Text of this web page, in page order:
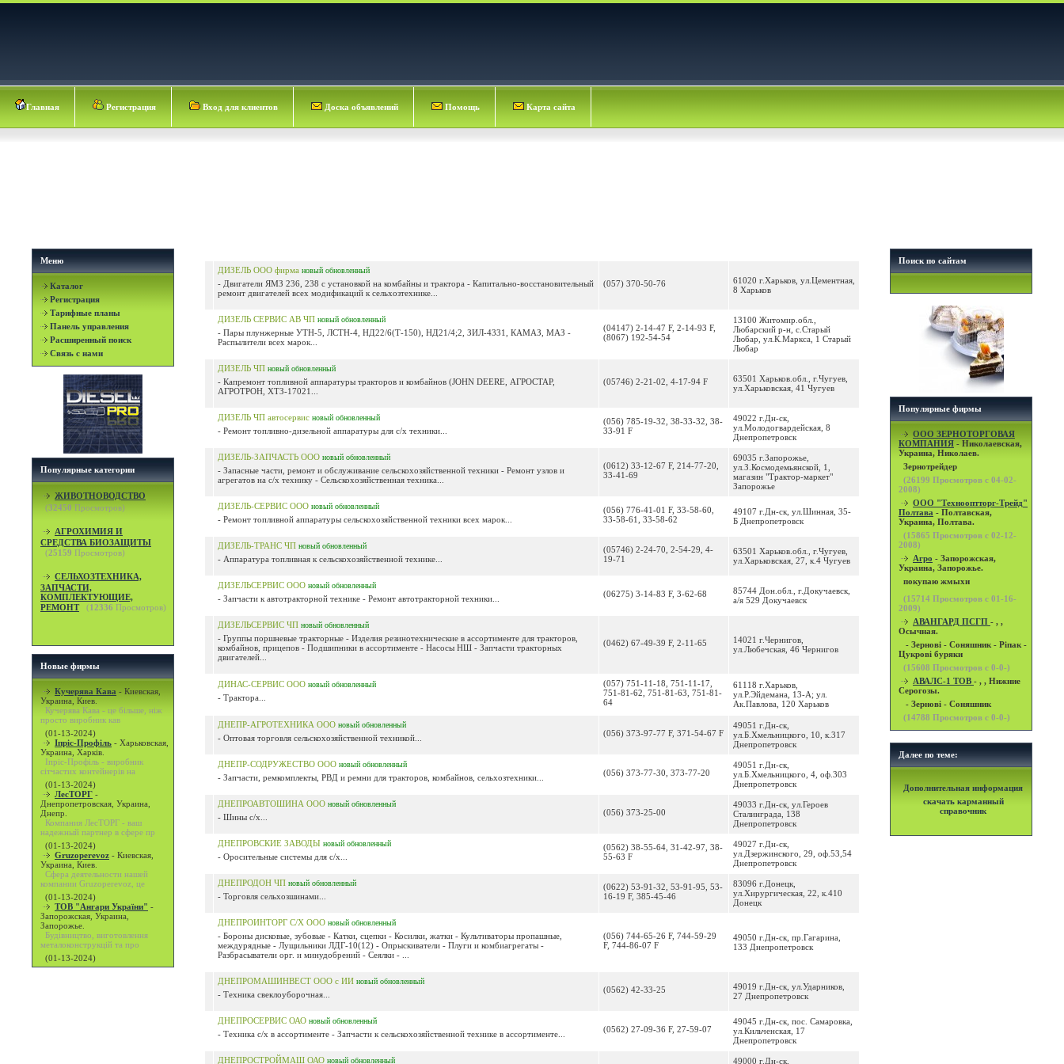
Главная Регистрация Вход для клиентов Доска объявлений Помощь Карта сайта
Меню
Каталог
Регистрация
Тарифные планы
Панель управления
Расширенный поиск
Связь с нами
Популярные категории
ЖИВОТНОВОДСТВО
(32450 Просмотров)
АГРОХИМИЯ И
СРЕДСТВА БИОЗАЩИТЫ
(25159 Просмотров)
СЕЛЬХОЗТЕХНИКА,
ЗАПЧАСТИ,
КОМПЛЕКТУЮЩИЕ,
РЕМОНТ
(12336 Просмотров)
Новые фирмы
Кучерява Кава - Киевская,
Украина, Киев.
Кучерява Кава - це більше, ніж
просто виробник кав
(01-13-2024)
Іпріс-Профіль - Харьковская,
Украина, Харків.
Іпріс-Профіль - виробник
сітчастих контейнерів на
(01-13-2024)
ЛесТОРГ -
Днепропетровская, Украина,
Днепр.
Компания ЛесТОРГ - ваш
надежный партнер в сфере пр
(01-13-2024)
Gruzoperevoz - Киевская,
Украина, Киев.
Сфера деятельности нашей
компании Gruzoperevoz, це
(01-13-2024)
ТОВ "Ангари України" -
Запорожская, Украина,
Запорожье.
Будівництво, виготовлення
металоконструкцій та про
(01-13-2024)
ДИЗЕЛЬ ООО фирма новый обновленный
- Двигатели ЯМЗ 236, 238 с установкой на комбайны и трактора - Капитально-восстановительный
ремонт двигателей всех модификаций к сельхозтехнике...
(057) 370-50-76
61020 г.Харьков, ул.Цементная,
8 Харьков
ДИЗЕЛЬ СЕРВИС АВ ЧП новый обновленный
- Пары плунжерные УТН-5, ЛСТН-4, НД22/6(Т-150), НД21/4;2, ЗИЛ-4331, КАМАЗ, МАЗ -
Распылители всех марок...
(04147) 2-14-47 F, 2-14-93 F,
(8067) 192-54-54
13100 Житомир.обл.,
Любарский р-н, с.Старый
Любар, ул.К.Маркса, 1 Старый
Любар
ДИЗЕЛЬ ЧП новый обновленный
- Капремонт топливной аппаратуры тракторов и комбайнов (JOHN DEERE, АГРОСТАР,
АГРОТРОН, ХТЗ-17021...
(05746) 2-21-02, 4-17-94 F
63501 Харьков.обл., г.Чугуев,
ул.Харьковская, 41 Чугуев
ДИЗЕЛЬ ЧП автосервис новый обновленный
- Ремонт топливно-дизельной аппаратуры для с/х техники...
(056) 785-19-32, 38-33-32, 38-
33-91 F
49022 г.Дн-ск,
ул.Молодогвардейская, 8
Днепропетровск
ДИЗЕЛЬ-ЗАПЧАСТЬ ООО новый обновленный
- Запасные части, ремонт и обслуживание сельскохозяйственной техники - Ремонт узлов и
агрегатов на с/х технику - Сельскохозяйственная техника...
(0612) 33-12-67 F, 214-77-20,
33-41-69
69035 г.Запорожье,
ул.З.Космодемьянской, 1,
магазин "Трактор-маркет"
Запорожье
ДИЗЕЛЬ-СЕРВИС ООО новый обновленный
- Ремонт топливной аппаратуры сельскохозяйственной техники всех марок...
(056) 776-41-01 F, 33-58-60,
33-58-61, 33-58-62
49107 г.Дн-ск, ул.Шинная, 35-
Б Днепропетровск
ДИЗЕЛЬ-ТРАНС ЧП новый обновленный
- Аппаратура топливная к сельскохозяйственной технике...
(05746) 2-24-70, 2-54-29, 4-
19-71
63501 Харьков.обл., г.Чугуев,
ул.Харьковская, 27, к.4 Чугуев
ДИЗЕЛЬСЕРВИС ООО новый обновленный
- Запчасти к автотракторной технике - Ремонт автотракторной техники... (06275) 3-14-83 F, 3-62-68
85744 Дон.обл., г.Докучаевск,
а/я 529 Докучаевск
ДИЗЕЛЬСЕРВИС ЧП новый обновленный
- Группы поршневые тракторные - Изделия резинотехнические в ассортименте для тракторов,
комбайнов, прицепов - Подшипники в ассортименте - Насосы НШ - Запчасти тракторных
двигателей...
(0462) 67-49-39 F, 2-11-65
14021 г.Чернигов,
ул.Любечская, 46 Чернигов
ДИНАС-СЕРВИС ООО новый обновленный
- Трактора...
(057) 751-11-18, 751-11-17,
751-81-62, 751-81-63, 751-81-
64
61118 г.Харьков,
ул.Р.Эйдемана, 13-А; ул.
Ак.Павлова, 120 Харьков
ДНЕПР-АГРОТЕХНИКА ООО новый обновленный
- Оптовая торговля сельскохозяйственной техникой... (056) 373-97-77 F, 371-54-67 F
49051 г.Дн-ск,
ул.Б.Хмельницкого, 10, к.317
Днепропетровск
ДНЕПР-СОДРУЖЕСТВО ООО новый обновленный
- Запчасти, ремкомплекты, РВД и ремни для тракторов, комбайнов, сельхозтехники... (056) 373-77-30, 373-77-20
49051 г.Дн-ск,
ул.Б.Хмельницкого, 4, оф.303
Днепропетровск
ДНЕПРОАВТОШИНА ООО новый обновленный
- Шины с/х... (056) 373-25-00
49033 г.Дн-ск, ул.Героев
Сталинграда, 138
Днепропетровск
ДНЕПРОВСКИЕ ЗАВОДЫ новый обновленный
- Оросительные системы для с/х...
(0562) 38-55-64, 31-42-97, 38-
55-63 F
49027 г.Дн-ск,
ул.Дзержинского, 29, оф.53,54
Днепропетровск
ДНЕПРОДОН ЧП новый обновленный
- Торговля сельхозшинами...
(0622) 53-91-32, 53-91-95, 53-
16-19 F, 385-45-46
83096 г.Донецк,
ул.Хирургическая, 22, к.410
Донецк
ДНЕПРОИНТОРГ С/Х ООО новый обновленный
- Бороны дисковые, зубовые - Катки, сцепки - Косилки, жатки - Культиваторы пропашные,
междурядные - Лущильники ЛДГ-10(12) - Опрыскиватели - Плуги и комбиагрегаты -
Разбрасыватели орг. и минудобрений - Сеялки - ...
(056) 744-65-26 F, 744-59-29
F, 744-86-07 F
49050 г.Дн-ск, пр.Гагарина,
133 Днепропетровск
ДНЕПРОМАШИНВЕСТ ООО с ИИ новый обновленный
- Техника свеклоуборочная... (0562) 42-33-25
49019 г.Дн-ск, ул.Ударников,
27 Днепропетровск
ДНЕПРОСЕРВИС ОАО новый обновленный
- Техника с/х в ассортименте - Запчасти к сельскохозяйственной технике в ассортименте... (0562) 27-09-36 F, 27-59-07
49045 г.Дн-ск, пос. Самаровка,
ул.Кильченская, 17
Днепропетровск
ДНЕПРОСТРОЙМАШ ОАО новый обновленный 49000 г.Дн-ск,
Поиск по сайтам
Популярные фирмы
OOO ЗЕРНОТОРГОВАЯ
КОМПАНИЯ - Николаевская,
Украина, Николаев.
Зернотрейдер
(26199 Просмотров с 04-02-
2008)
ООО "Технооптторг-Трейд"
Полтава - Полтавская,
Украина, Полтава.
(15865 Просмотров с 02-12-
2008)
Агро - Запорожская,
Украина, Запорожье.
покупаю жмыхи
(15714 Просмотров с 01-16-
2009)
АВАНГАРД ПСГП - , ,
Осычная.
- Зернові - Соняшник - Ріпак -
Цукрові буряки
(15608 Просмотров с 0-0-)
АВАЛС-1 ТОВ - , , Нижние
Серогозы.
- Зернові - Соняшник
(14788 Просмотров с 0-0-)
Далее по теме:
Дополнительная информация
скачать карманный
справочник